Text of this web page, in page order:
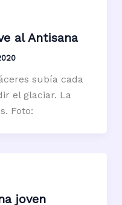
al Antisana
subía cada
el glaciar. La
Foto:
joven